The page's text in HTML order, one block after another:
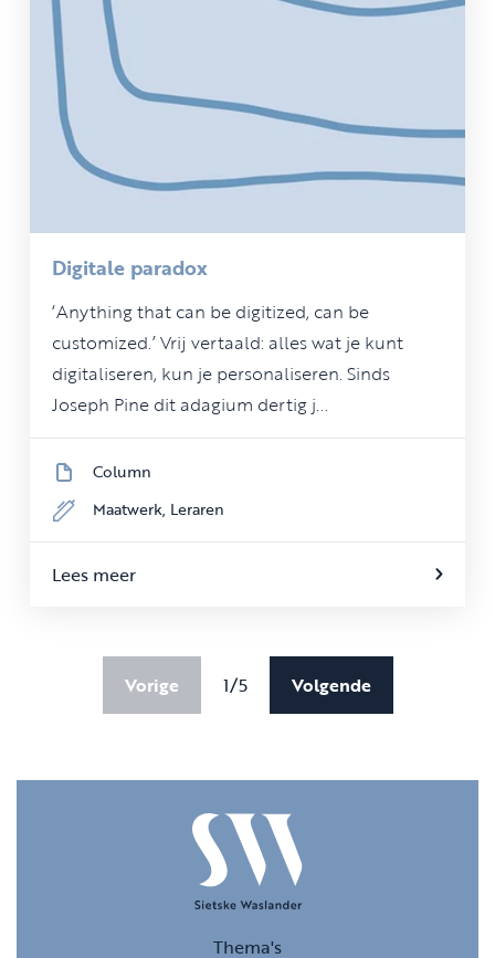
Digitale paradox
‘Anything that can be digitized, can be
customized.’ Vrij vertaald: alles wat je kunt
digitaliseren, kun je personaliseren. Sinds
Joseph Pine dit adagium dertig j...
Column
Maatwerk, Leraren
Lees meer
Vorige 1/5 Volgende
Thema's